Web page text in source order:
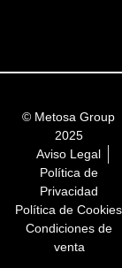
© Metosa Group
2025
Aviso Legal
Política de
Privacidad
Política de Cookies
Condiciones de
venta